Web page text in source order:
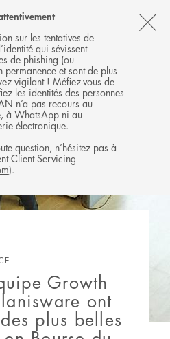
sur les tentatives de
qui sévissent
de phishing (ou
permanence et sont de plus
vigilant ! Méfiez-vous de
les identités des personnes
n’a pas recours au
à WhatsApp ni au
électronique.
question, n’hésitez pas à
Client Servicing
).
MENU
Growth
ont
plus belles